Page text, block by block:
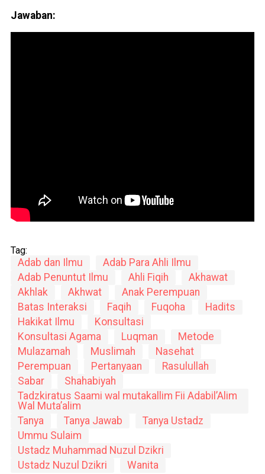
Jawaban:
Tag:
Adab dan Ilmu
Adab Para Ahli Ilmu
Adab Penuntut Ilmu
Ahli Fiqih
Akhawat
Akhlak
Akhwat
Anak Perempuan
Batas Interaksi
Faqih Fuqoha
Hadits
Hakikat Ilmu
Konsultasi
Konsultasi Agama
Luqman
Metode
Mulazamah
Muslimah
Nasehat
Perempuan
Pertanyaan
Rasulullah
Sabar
Shahabiyah
Tadzkiratus Saami wal mutakallim Fii Adabil’Alim
Wal Muta’alim
Tanya
Tanya Jawab
Tanya Ustadz
Ummu Sulaim
Ustadz Muhammad Nuzul Dzikri
Ustadz Nuzul Dzikri
Wanita